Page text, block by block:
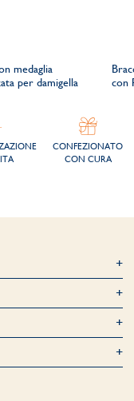
medaglia
per damigella
con
CONFEZIONATO
CON CURA